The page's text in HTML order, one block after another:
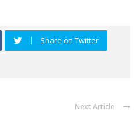
Share on Twitter
Next Article